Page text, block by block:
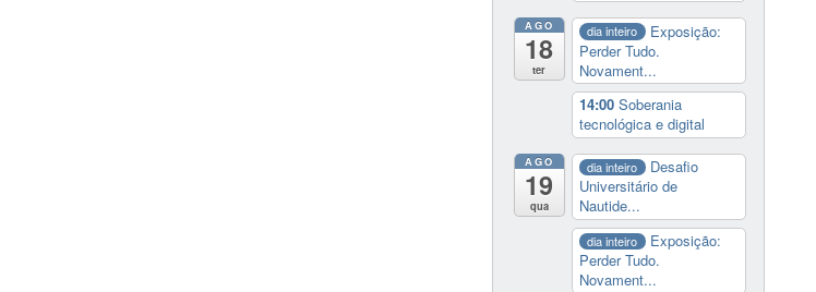
AGO
18
ter
dia inteiro
Exposição:
Perder Tudo.
Novament...
14:00 Soberania
tecnológica e digital
AGO
19
qua
dia inteiro
Desafio
Universitário de
Nautide...
dia inteiro
Exposição:
Perder Tudo.
Novament...